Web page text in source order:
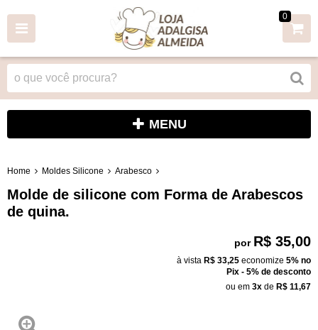
0
MENU
Home Moldes Silicone Arabesco
Molde de silicone com Forma de Arabescos
de quina.
por R$ 35,00
à vista R$ 33,25 economize 5% no
Pix - 5% de desconto
ou em 3x de R$ 11,67